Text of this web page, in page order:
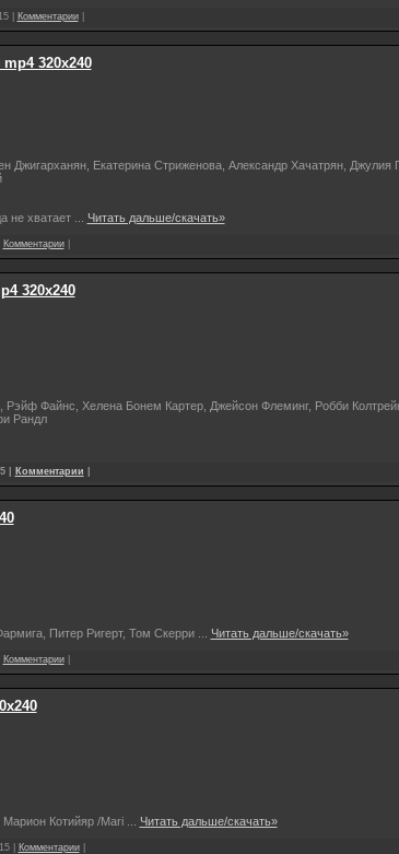
| Комментарии|
320x240
Екатерина Стриженова, Александр Хачатрян, Джулия
не хватает
Читать дальше/скачать»
Комментарии|
320x240
Рэйф Файнс, Хелена Бонем Картер, Джейсон Флеминг, Робби
Рандл
| Комментарии
Питер Ригерт, Том Скерри
Читать дальше/скачать»
Комментарии|
Котийяр /Mari
Читать дальше/скачать»
| Комментарии|